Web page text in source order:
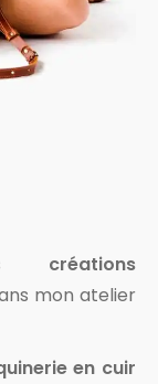
créations
mon atelier
en cuir